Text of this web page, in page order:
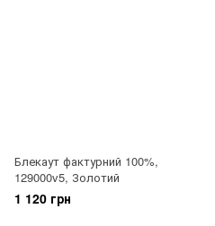
Блекаут фактурний 100%,
129000v5, Золотий
1 120 грн